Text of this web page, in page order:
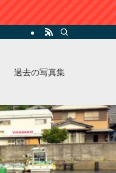
過去の写真集